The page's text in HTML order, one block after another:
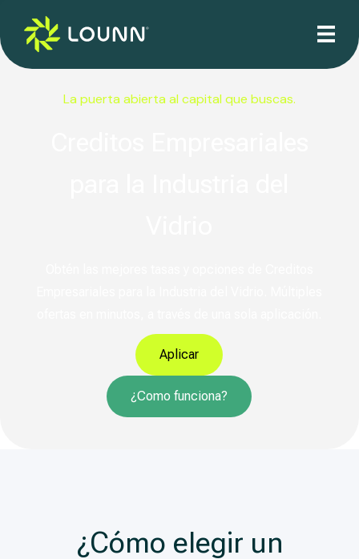
La puerta abierta al capital que buscas.
Aplicar
¿Como funciona?
¿Cómo elegir un